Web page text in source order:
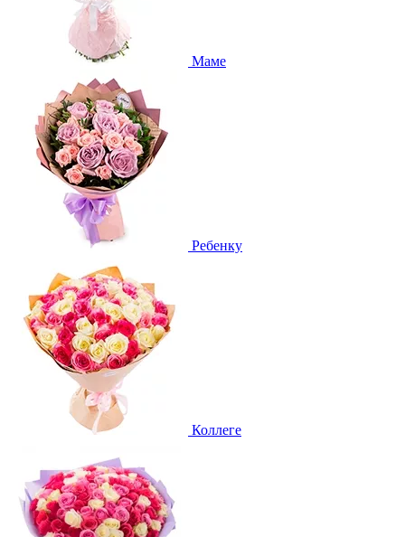
Маме
Ребенку
Коллеге